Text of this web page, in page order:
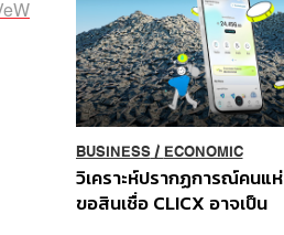
BUSINESS/ ECONOMIC
วิเคราะห์ปรากฏการณ์คนแห่
ขอสินเชื่อ CLICX อาจเป็น